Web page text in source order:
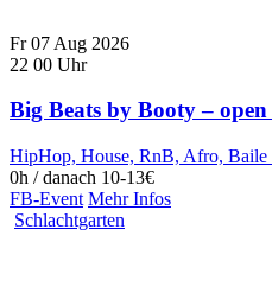
Fr 07 Aug 2026
22 00 Uhr
Big Beats by Booty –
HipHop, House, RnB, Afro,
0h / danach 10-13€
FB-Event Mehr Infos
Schlachtgarten